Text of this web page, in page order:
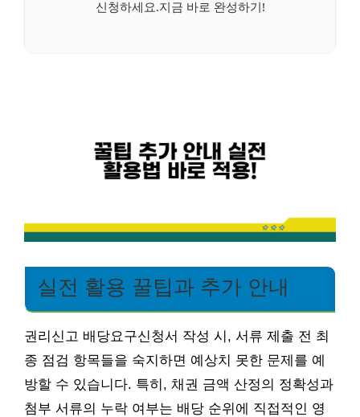
신청하세요.지금 바로 완성하기!
실전 활용 꿀팁과 추가 안내
권리신고 배당요구신청서 작성 시, 서류 제출 전 최
종 점검 항목들을 숙지하면 예상치 못한 문제를 예
방할 수 있습니다. 특히, 채권 금액 산정의 정확성과
첨부 서류의 누락 여부는 배당 순위에 직접적인 영